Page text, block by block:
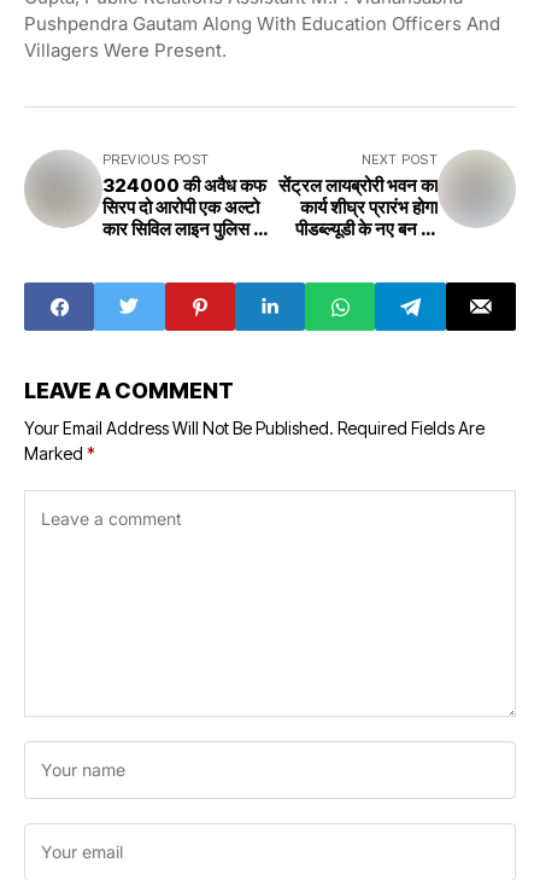
Pushpendra Gautam Along With Education Officers And
Villagers Were Present.
PREVIOUS POST
324000 की अवैध कफ
सिरप दो आरोपी एक अल्टो
कार सिविल लाइन पुलिस के
324000 two
accused one alto
car in possession
Rewa
NEXT POST
सेंट्रल लायब्रोरी भवन का
कार्य शीघ्र प्रारंभ होगा
पीडब्ल्यूडी के नए बन रहे
The work of the
Central Library
building will start
was inspected -
Collector
LEAVE A COMMENT
Your Email Address Will Not Be Published. Required Fields Are
Marked *